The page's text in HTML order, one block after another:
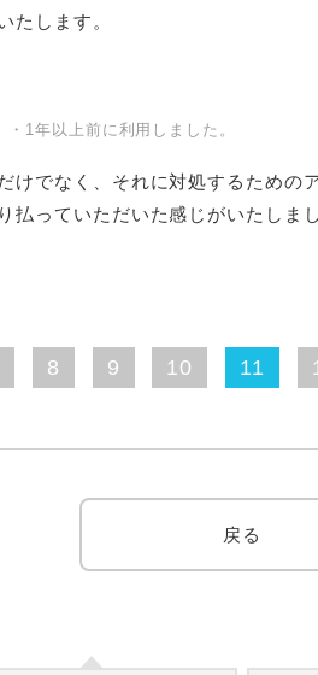
たします。
年以上前に利用しました。
けでなく、それに対処するための
払っていただいた感じがいたしま
8 9 10 11
戻る